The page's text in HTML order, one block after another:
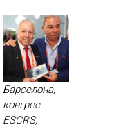
Барселона,
конгрес
ESCRS,